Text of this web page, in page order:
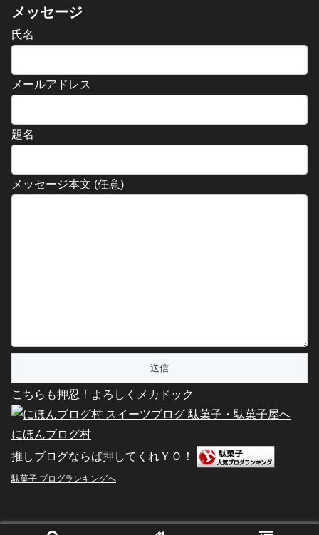
メッセージ
氏名
メールアドレス
題名
メッセージ本文 (任意)
こちらも押忍！よろしくメカドック
にほんブログ村
推しブログならば押してくれＹＯ！
駄菓子 ブログランキングへ